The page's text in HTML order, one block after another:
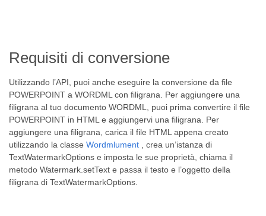
Requisiti di conversione
Utilizzando l’API, puoi anche eseguire la conversione da file
POWERPOINT a WORDML con filigrana. Per aggiungere una
filigrana al tuo documento WORDML, puoi prima convertire il file
POWERPOINT in HTML e aggiungervi una filigrana. Per
aggiungere una filigrana, carica il file HTML appena creato
utilizzando la classe Wordmlument , crea un’istanza di
TextWatermarkOptions e imposta le sue proprietà, chiama il
metodo Watermark.setText e passa il testo e l’oggetto della
filigrana di TextWatermarkOptions.